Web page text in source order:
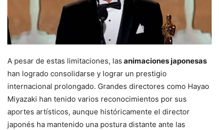
A pesar de estas limitaciones, las animaciones japonesas
han logrado consolidarse y lograr un prestigio
internacional prolongado. Grandes directores como Hayao
Miyazaki han tenido varios reconocimientos por sus
aportes artísticos, aunque históricamente el director
japonés ha mantenido una postura distante ante las